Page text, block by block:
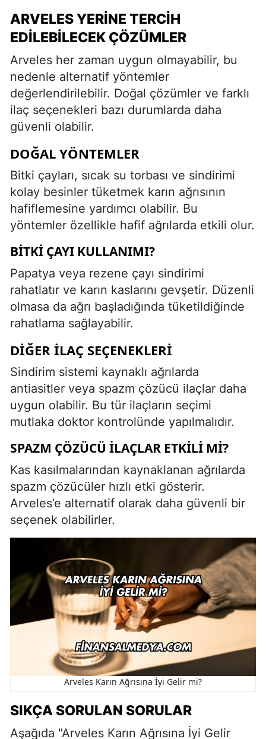
ARVELES YERINE TERCIH
EDILEBILECEK ÇÖZÜMLER
Arveles her zaman uygun olmayabilir, bu
nedenle alternatif yöntemler
değerlendirilebilir. Doğal çözümler ve farklı
ilaç seçenekleri bazı durumlarda daha
güvenli olabilir.
DOĞAL YÖNTEMLER
Bitki çayları, sıcak su torbası ve sindirimi
kolay besinler tüketmek karın ağrısının
hafiflemesine yardımcı olabilir. Bu
yöntemler özellikle hafif ağrılarda etkili olur.
BITKI ÇAYI KULLANIMI?
Papatya veya rezene çayı sindirimi
rahatlatır ve karın kaslarını gevşetir. Düzenli
olmasa da ağrı başladığında tüketildiğinde
rahatlama sağlayabilir.
DIĞER İLAÇ SEÇENEKLERI
Sindirim sistemi kaynaklı ağrılarda
antiasitler veya spazm çözücü ilaçlar daha
uygun olabilir. Bu tür ilaçların seçimi
mutlaka doktor kontrolünde yapılmalıdır.
SPAZM ÇÖZÜCÜ İLAÇLAR ETKILI MI?
Kas kasılmalarından kaynaklanan ağrılarda
spazm çözücüler hızlı etki gösterir.
Arveles’e alternatif olarak daha güvenli bir
seçenek olabilirler.
Arveles Karın Ağrısına İyi Gelir mi?
SIKÇA SORULAN SORULAR
Aşağıda "Arveles Karın Ağrısına İyi Gelir